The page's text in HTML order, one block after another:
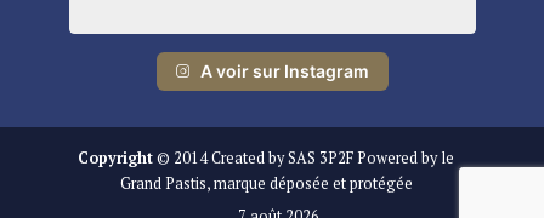
A voir sur Instagram
Copyright© 2014 Created by SAS 3P2F Powered by le
Grand Pastis, marque déposée et protégée